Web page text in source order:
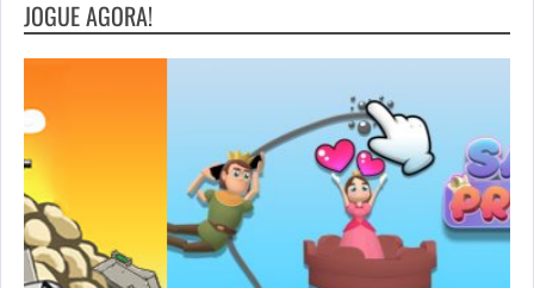
JOGUE AGORA!